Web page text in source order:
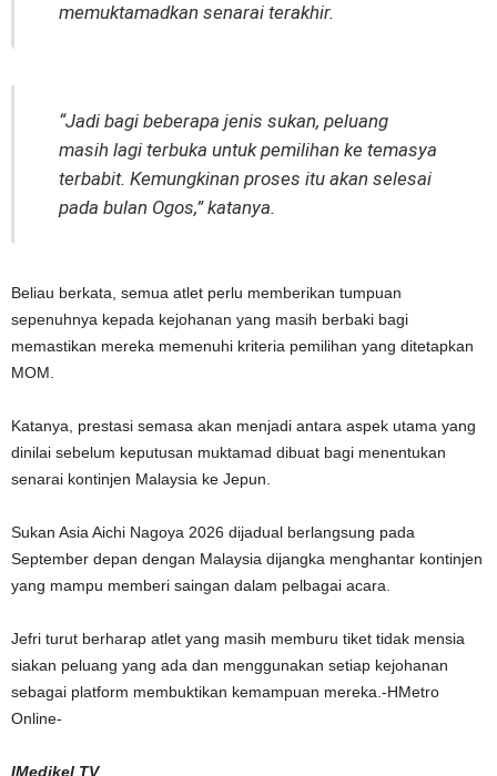
memuktamadkan senarai terakhir.
“Jadi bagi beberapa jenis sukan, peluang
masih lagi terbuka untuk pemilihan ke temasya
terbabit. Kemungkinan proses itu akan selesai
pada bulan Ogos,” katanya.
Beliau berkata, semua atlet perlu memberikan tumpuan
sepenuhnya kepada kejohanan yang masih berbaki bagi
memastikan mereka memenuhi kriteria pemilihan yang ditetapkan
MOM.
Katanya, prestasi semasa akan menjadi antara aspek utama yang
dinilai sebelum keputusan muktamad dibuat bagi menentukan
senarai kontinjen Malaysia ke Jepun.
Sukan Asia Aichi Nagoya 2026 dijadual berlangsung pada
September depan dengan Malaysia dijangka menghantar kontinjen
yang mampu memberi saingan dalam pelbagai acara.
Jefri turut berharap atlet yang masih memburu tiket tidak mensia
siakan peluang yang ada dan menggunakan setiap kejohanan
sebagai platform membuktikan kemampuan mereka.-HMetro
Online-
IMedikel TV